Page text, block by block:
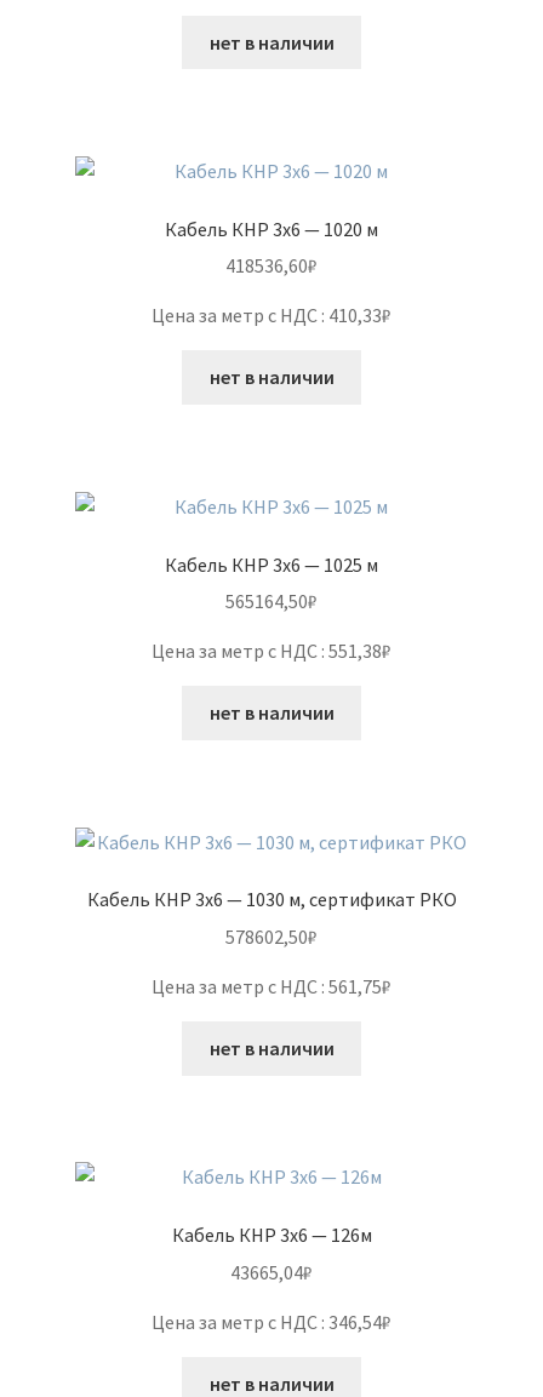
нет в наличии
Кабель КНР 3х6 — 1020 м
418536,60₽
Цена за метр с НДС : 410,33₽
нет в наличии
Кабель КНР 3х6 — 1025 м
565164,50₽
Цена за метр с НДС : 551,38₽
нет в наличии
Кабель КНР 3х6 — 1030 м, сертификат РКО
578602,50₽
Цена за метр с НДС : 561,75₽
нет в наличии
Кабель КНР 3х6 — 126м
43665,04₽
Цена за метр с НДС : 346,54₽
нет в наличии